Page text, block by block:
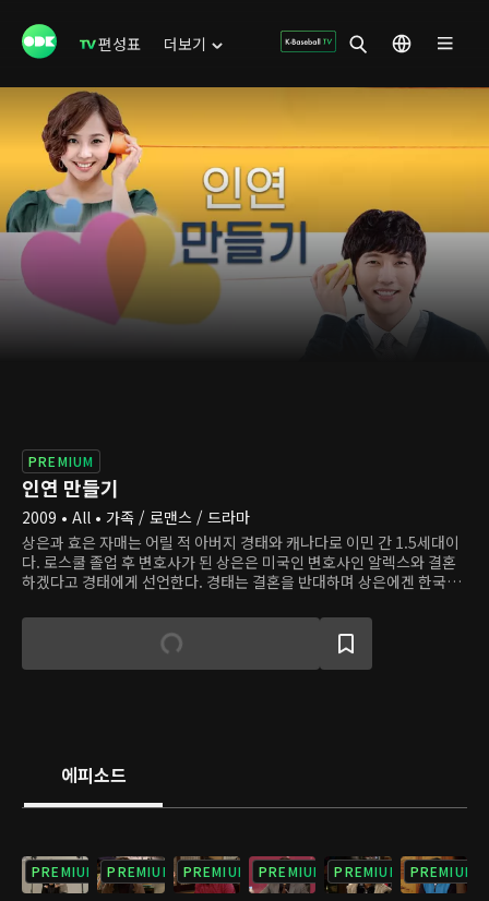
편성표 더보기
PREMIUM
인연 만들기
2009 • All • 가족 / 로맨스 / 드라마
상은과 효은 자매는 어릴 적 아버지 경태와 캐나다로 이민 간 1.5세대이
다. 로스쿨 졸업 후 변호사가 된 상은은 미국인 변호사인 알렉스와 결혼
하겠다고 경태에게 선언한다. 경태는 결혼을 반대하며 상은에겐 한국에
착해 '그 약혼자' 여준을 공항에서 만난다. 사랑과 결혼엔 관심 없는 일중
독자 여준은 가족들의 결혼 압박에 못 이겨 상은과 만나보기로 한다. 함
께 시간을 보내며 두 사람은 서로에 대한 감정이 달라짐을 느낀다.
에피소드
PREMIUM PREMIUM PREMIUM PREMIUM PREMIUM PREMIUM